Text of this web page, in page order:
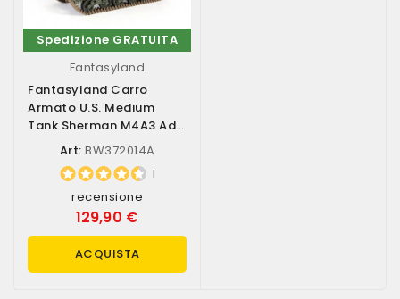
Spedizione GRATUITA
Fantasyland
Fantasyland Carro
Armato U.S. Medium
Tank Sherman M4A3 Ad
Infrarossi Scala...
Art: BW372014A
1
recensione
129,90 €
ACQUISTA